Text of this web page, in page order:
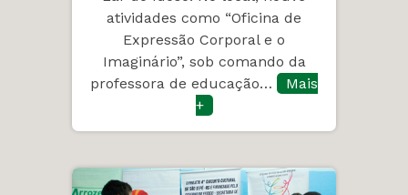
atividades como “Oficina de
Expressão Corporal e o
Imaginário”, sob comando da
professora de educação…
Mais
+